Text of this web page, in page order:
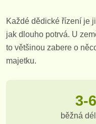
Každé dědické řízení je
jak dlouho potrvá. U
to většinou zabere o
majetku.
3-
běžná